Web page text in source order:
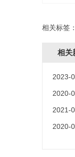
相关标签
相关
2023-
2020-
2021-
2020-